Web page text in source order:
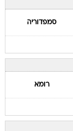
סמפדוריה
רומא